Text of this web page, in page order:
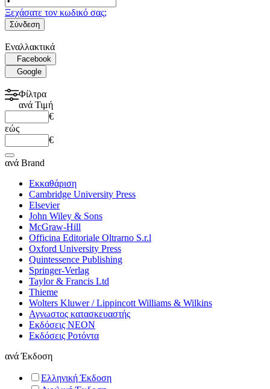
Ξεχάσατε τον κωδικό σας;
Σύνδεση
Εναλλακτικά
Facebook
Google
Φίλτρα
ανά Τιμή
€
εώς
€
ανά Brand
Εκκαθάριση
Cambridge University Press
Elsevier
John Wiley & Sons
McGraw-Hill
Officina Editoriale Oltrarno S.r.l
Oxford University Press
Quintessence Publishing
Springer-Verlag
Taylor & Francis Ltd
Thieme
Wolters Kluwer / Lippincott Williams & Wilkins
Αγνωστος κατασκευαστής
Εκδόσεις ΝΕΟΝ
Εκδόσεις Ροτόντα
ανάΈκδοση
Ελληνική Έκδοση